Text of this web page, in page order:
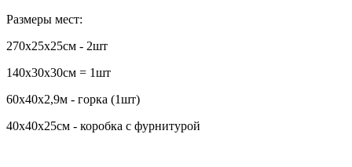
Размеры мест:
270х25х25см - 2шт
140х30х30см = 1шт
60х40х2,9м - горка (1шт)
40х40х25см - коробка с фурнитурой